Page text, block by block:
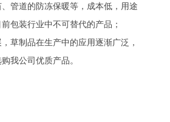
管道的防冻保暖等，成本低，用途
包装行业中不可替代的产品；
草制品在生产中的应用逐渐广泛，
我公司优质产品。